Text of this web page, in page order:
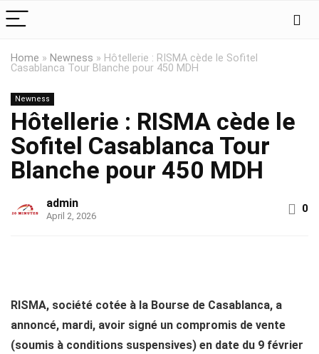
Home » Newness » Hôtellerie : RISMA cède le Sofitel
Casablanca Tour Blanche pour 450 MDH
Newness
Hôtellerie : RISMA cède le
Sofitel Casablanca Tour
Blanche pour 450 MDH
admin
April 2, 2026
0
RISMA, société cotée à la Bourse de Casablanca, a
annoncé, mardi, avoir signé un compromis de vente
(soumis à conditions suspensives) en date du 9 février